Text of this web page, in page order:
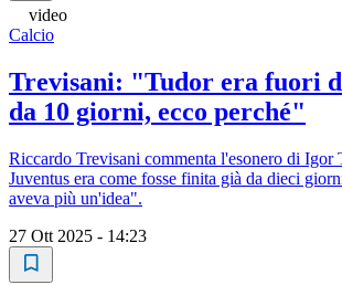
video
Calcio
Trevisani: "Tudor era fuori
da 10 giorni, ecco perché"
Riccardo Trevisani commenta l'esonero di
Juventus era come fosse finita già da dieci
aveva più un'idea".
27 Ott 2025 - 14:23